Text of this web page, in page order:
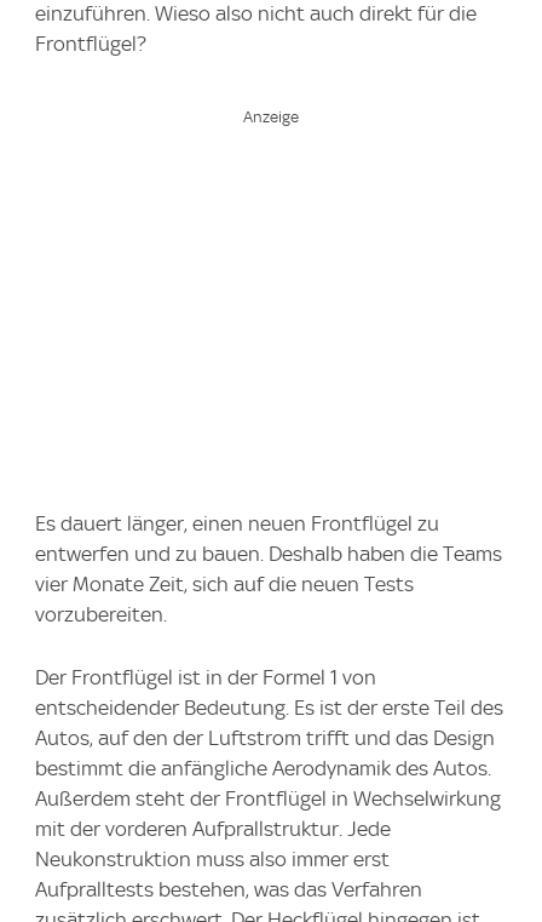
einzuführen. Wieso also nicht auch direkt für die
Frontflügel?
Es dauert länger, einen neuen Frontflügel zu
entwerfen und zu bauen. Deshalb haben die Teams
vier Monate Zeit, sich auf die neuen Tests
vorzubereiten.
Der Frontflügel ist in der Formel 1 von
entscheidender Bedeutung. Es ist der erste Teil des
Autos, auf den der Luftstrom trifft und das Design
bestimmt die anfängliche Aerodynamik des Autos.
Außerdem steht der Frontflügel in Wechselwirkung
mit der vorderen Aufprallstruktur. Jede
Neukonstruktion muss also immer erst
Aufpralltests bestehen, was das Verfahren